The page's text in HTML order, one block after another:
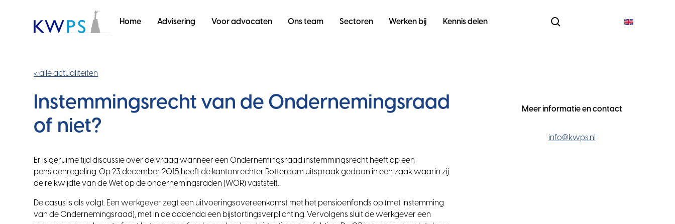
Home Advisering Voor advocaten Ons team Sectoren Werken bij Kennis delen
< alle actualiteiten
Instemmingsrecht van de Ondernemingsraad
of niet?
Er is geruime tijd discussie over de vraag wanneer een Ondernemingsraad instemmingsrecht heeft op een
pensioenregeling. Op 23 december 2015 heeft de kantonrechter Rotterdam uitspraak gedaan in een zaak waarin zij
de reikwijdte van de Wet op de ondernemingsraden (WOR) vaststelt.
De casus is als volgt. Een werkgever zegt een uitvoeringsovereenkomst met het pensioenfonds op (met instemming
van de Ondernemingsraad), met in de addenda een bijstortingsverplichting. Vervolgens sluit de werkgever een
Meer informatie en contact
info@kwps.nl